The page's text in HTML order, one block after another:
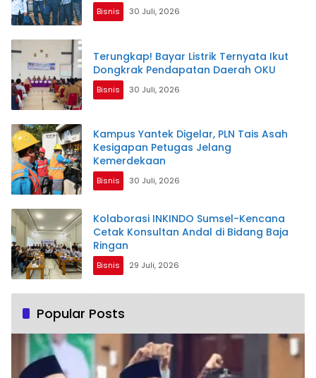
Bisnis 30 Juli, 2026
Terungkap! Bayar Listrik Ternyata Ikut
Dongkrak Pendapatan Daerah OKU
Bisnis 30 Juli, 2026
Kampus Yantek Digelar, PLN Tais Asah
Kesigapan Petugas Jelang
Kemerdekaan
Bisnis 30 Juli, 2026
Kolaborasi INKINDO Sumsel-Kencana
Cetak Konsultan Andal di Bidang Baja
Ringan
Bisnis 29 Juli, 2026
Popular Posts